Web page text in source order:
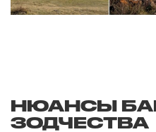
НЮАНСЫ
ЗОДЧЕСТВА